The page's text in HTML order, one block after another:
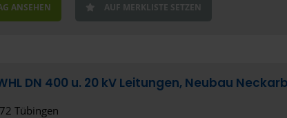
ANSEHEN AUF MERKLISTE SETZEN
DN 400 u. 20 kV Leitungen, Neubau
Tübingen